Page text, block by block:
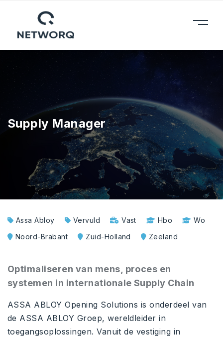
Supply Manager
Assa Abloy Vervuld Vast Hbo
Wo
Noord-Brabant
Zuid-Holland Zeeland
Optimaliseren van mens, proces en
systemen in internationale Supply Chain
ASSA ABLOY Opening Solutions is onderdeel van
de ASSA ABLOY Groep, wereldleider in
toegangsoplossingen. Vanuit de vestiging in